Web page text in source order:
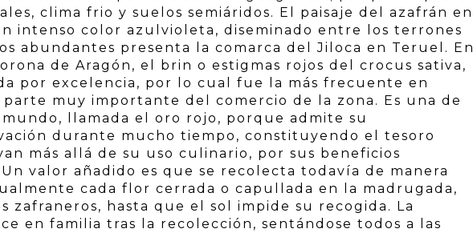
clima frio y suelos semiáridos. El paisaje del azafrán en
intenso color azulvioleta, diseminado entre los terrones
abundantes presenta la comarca del Jiloca en Teruel. En
de Aragón, el brin o estigmas rojos del crocus sativa,
por excelencia, por lo cual fue la más frecuente en
muy importante del comercio de la zona. Es una de
mundo, llamada el oro rojo, porque admite su
durante mucho tiempo, constituyendo el tesoro
más allá de su uso culinario, por sus beneficios
valor añadido es que se recolecta todavía de manera
cada flor cerrada o capullada en la madrugada,
zafraneros, hasta que el sol impide su recogida. La
en familia tras la recolección, sentándose todos a las